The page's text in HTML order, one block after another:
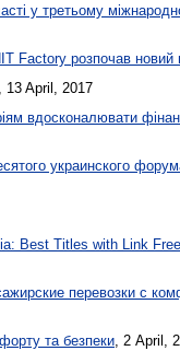
у третьому
Factory розпочав новий
, 13 April, 2017
вдосконалювати
украинского
Best Titles with Link
перевозки с
та безпеки, 2 April,